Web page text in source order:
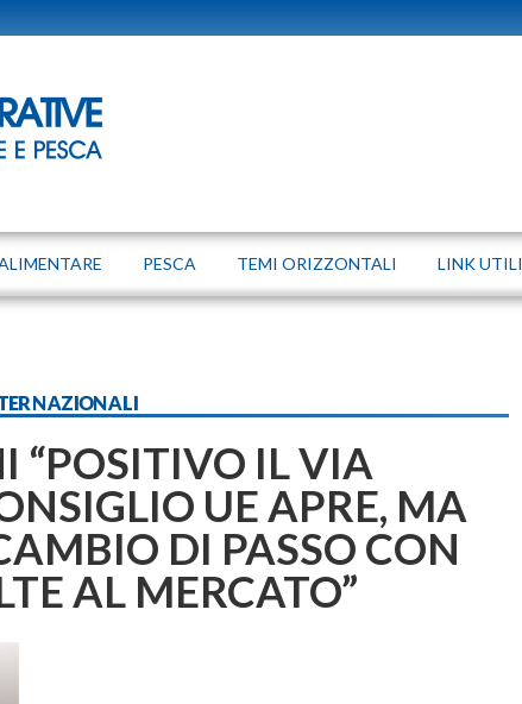
PESCA TEMI ORIZZONTALI LINK UTILI
“POSITIVO IL VIA
UE APRE, MA
DI PASSO CON
AL MERCATO”